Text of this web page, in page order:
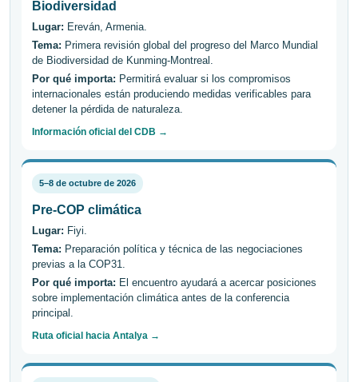
Biodiversidad
Lugar: Ereván, Armenia.
Tema: Primera revisión global del progreso del Marco Mundial
de Biodiversidad de Kunming-Montreal.
Por qué importa: Permitirá evaluar si los compromisos
internacionales están produciendo medidas verificables para
detener la pérdida de naturaleza.
Información oficial del CDB →
5–8 de octubre de 2026
Pre-COP climática
Lugar: Fiyi.
Tema: Preparación política y técnica de las negociaciones
previas a la COP31.
Por qué importa: El encuentro ayudará a acercar posiciones
sobre implementación climática antes de la conferencia
principal.
Ruta oficial hacia Antalya →